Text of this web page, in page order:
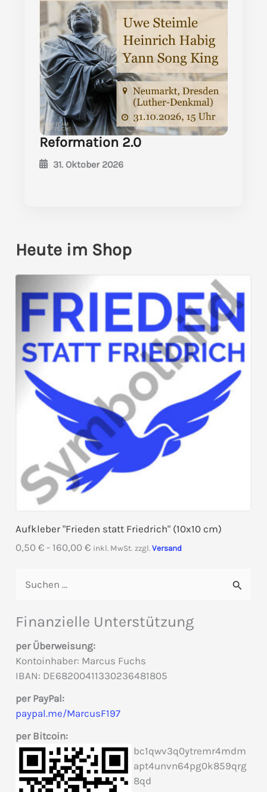
Reformation 2.0
31. Oktober 2026
Heute im Shop
Aufkleber "Frieden statt Friedrich" (10x10 cm)
0,50€ - 160,00€ inkl. MwSt. zzgl.Versand
c
e
n
n
a
c
Finanzielle Unterstützung
per Überweisung:
Kontoinhaber: Marcus Fuchs
IBAN: DE68200411330236481805
per PayPal:
paypal.me/MarcusF197
per Bitcoin:
bc1qwv3q0ytremr4mdm
apt4unvn64pg0k859qrg
8qd